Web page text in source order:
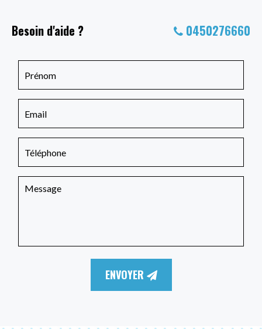
Besoin d'aide ? 0450276660
ENVOYER